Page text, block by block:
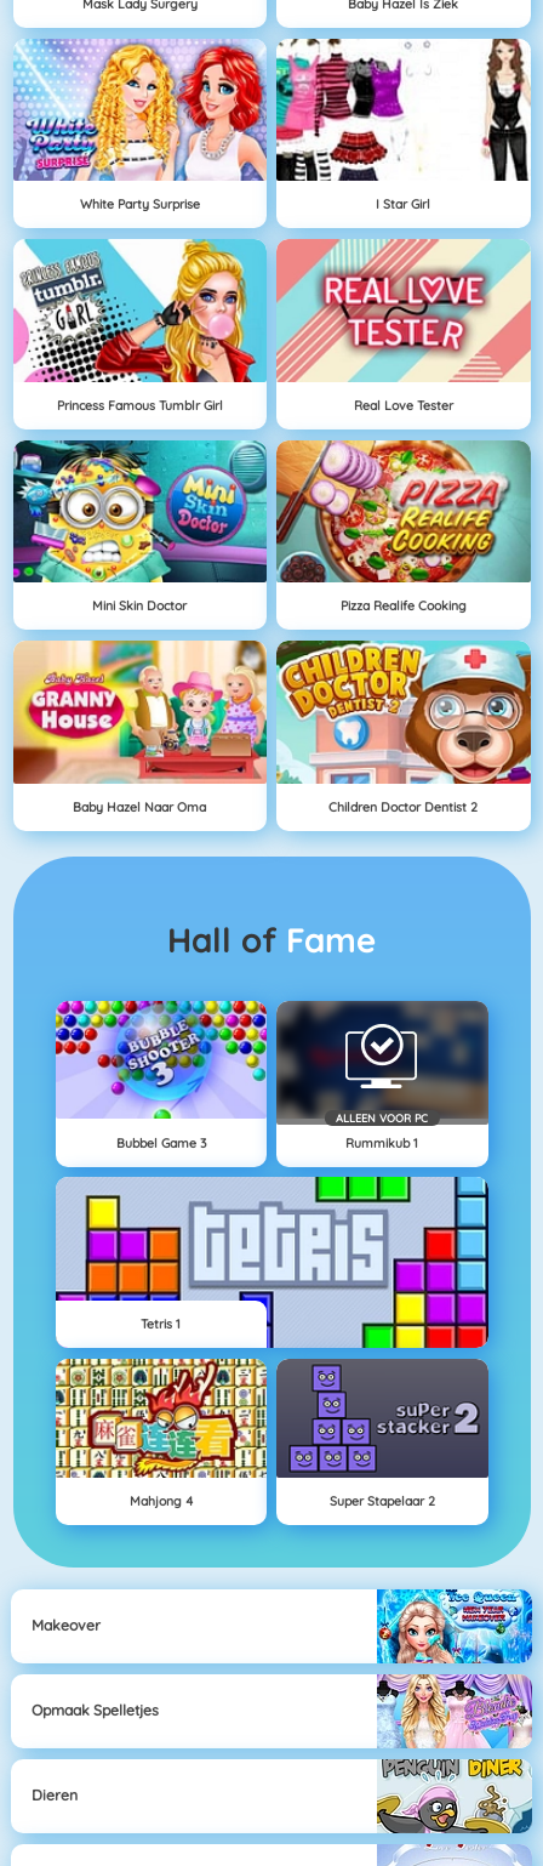
White Party Surprise I Star Girl
Princess Famous Tumblr Girl Real Love Tester
Mini Skin Doctor Pizza Realife Cooking
Baby Hazel Naar Oma Children Doctor Dentist 2
Hall of Fame
Bubbel Game 3
ALLEEN VOOR PC
Rummikub 1
Tetris 1
Mahjong 4 Super Stapelaar 2
Makeover
Opmaak Spelletjes
Dieren